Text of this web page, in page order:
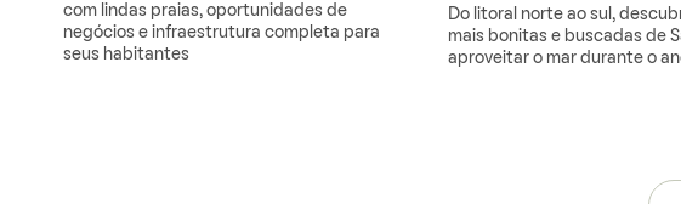
com lindas praias, oportunidades de
negócios e infraestrutura completa para
seus habitantes
Do litoral norte ao sul,
mais bonitas e buscadas de
aproveitar o mar durante o